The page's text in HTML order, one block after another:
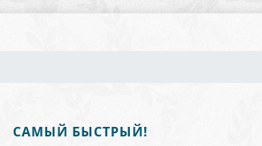
САМЫЙ БЫСТРЫЙ!